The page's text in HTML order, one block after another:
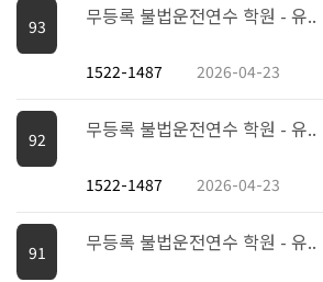
93 무등록 불법운전연수 학원 - 유..
1522-1487 2026-04-23
92 무등록 불법운전연수 학원 - 유..
1522-1487 2026-04-23
91 무등록 불법운전연수 학원 - 유..